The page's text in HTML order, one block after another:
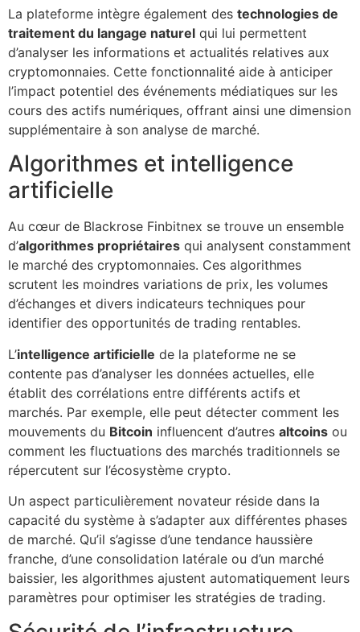
La plateforme intègre également des technologies de
traitement du langage naturel qui lui permettent
d’analyser les informations et actualités relatives aux
cryptomonnaies. Cette fonctionnalité aide à anticiper
l’impact potentiel des événements médiatiques sur les
cours des actifs numériques, offrant ainsi une dimension
supplémentaire à son analyse de marché.
Algorithmes et intelligence
artificielle
Au cœur de Blackrose Finbitnex se trouve un ensemble
d’algorithmes propriétaires qui analysent constamment
le marché des cryptomonnaies. Ces algorithmes
scrutent les moindres variations de prix, les volumes
d’échanges et divers indicateurs techniques pour
identifier des opportunités de trading rentables.
L’intelligence artificielle de la plateforme ne se
contente pas d’analyser les données actuelles, elle
établit des corrélations entre différents actifs et
marchés. Par exemple, elle peut détecter comment les
mouvements du Bitcoin influencent d’autres altcoins ou
comment les fluctuations des marchés traditionnels se
répercutent sur l’écosystème crypto.
Un aspect particulièrement novateur réside dans la
capacité du système à s’adapter aux différentes phases
de marché. Qu’il s’agisse d’une tendance haussière
franche, d’une consolidation latérale ou d’un marché
baissier, les algorithmes ajustent automatiquement leurs
paramètres pour optimiser les stratégies de trading.